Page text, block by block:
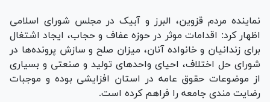
نماینده مردم قزوین، البرز و آبیک در مجلس شورای اسلامی
اظهار کرد: اقدامات موثر در حوزه عفاف و حجاب، ایجاد اشتغال
برای زندانیان و خانواده آنان، میزان صلح و سازش پرونده‌ها در
شورای حل اختلاف، احیای واحد‌های تولید و صنعتی و بسیاری
از موضوعات حقوق عامه در استان افزایشی بوده و موجبات
رضایت مندی جامعه را فراهم کرده است.